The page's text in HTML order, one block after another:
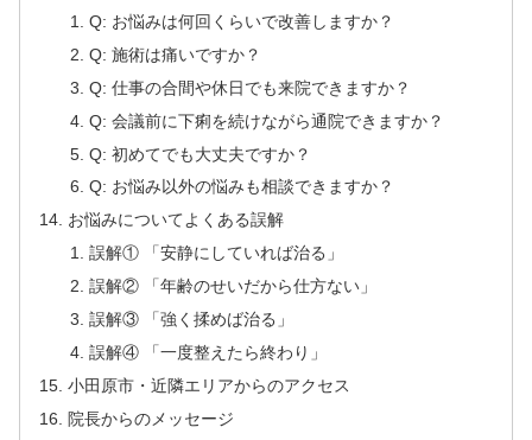
Q: お悩みは何回くらいで改善しますか？
Q: 施術は痛いですか？
Q: 仕事の合間や休日でも来院できますか？
Q: 会議前に下痢を続けながら通院できますか？
Q: 初めてでも大丈夫ですか？
Q: お悩み以外の悩みも相談できますか？
お悩みについてよくある誤解
誤解① 「安静にしていれば治る」
誤解② 「年齢のせいだから仕方ない」
誤解③ 「強く揉めば治る」
誤解④ 「一度整えたら終わり」
小田原市・近隣エリアからのアクセス
院長からのメッセージ